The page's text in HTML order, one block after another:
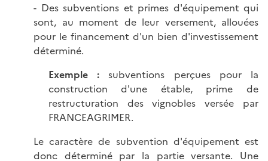
- Des subventions et primes d'équipement qui
sont, au moment de leur versement, allouées
pour le financement d'un bien d'investissement
déterminé.
Exemple : subventions perçues pour la
construction d'une étable, prime de
restructuration des vignobles versée par
FRANCEAGRIMER.
Le caractère de subvention d'équipement est
donc déterminé par la partie versante. Une